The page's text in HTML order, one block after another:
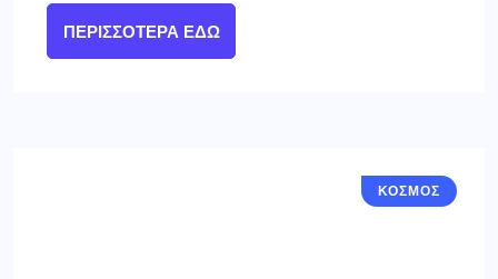
ΠΕΡΙΣΣΌΤΕΡΑ ΕΔΏ
ΚΟΣΜΟΣ